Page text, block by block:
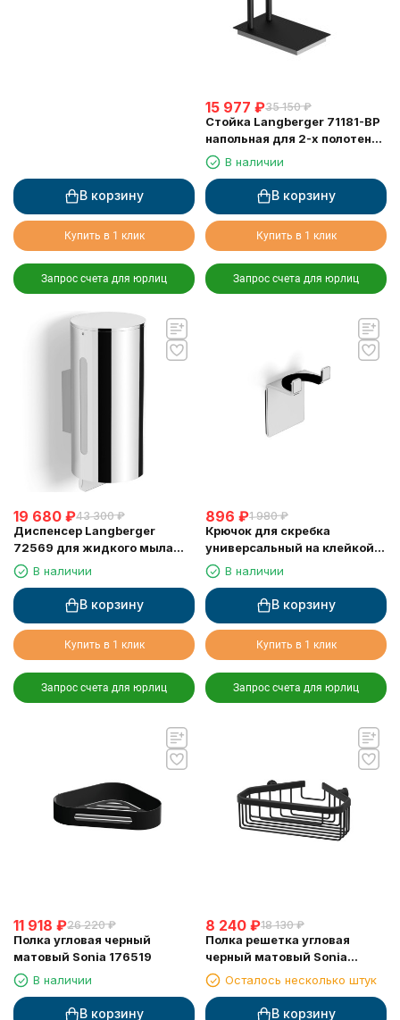
В корзину
Купить в 1 клик
Запрос счета для юрлиц
15 977 ₽35 150 ₽
Стойка Langberger 71181-BP
напольная для 2-х полотенец
чернаяВ наличии
В корзину
Купить в 1 клик
Запрос счета для юрлиц
19 680 ₽43 300 ₽
Диспенсер Langberger
72569 для жидкого мыла
хромированный к стене
круглый 300 мл
В наличии
В корзину
Купить в 1 клик
Запрос счета для юрлиц
896 ₽1 980 ₽
Крючок для скребка
универсальный на клейкой
основе LANGBERGER 75183-
10-00
В наличии
В корзину
Купить в 1 клик
Запрос счета для юрлиц
11 918 ₽26 220 ₽
Полка угловая черный
матовый Sonia 176519
В наличии
В корзину
8 240 ₽18 130 ₽
Полка решетка угловая
черный матовый Sonia
182855Осталось несколько штук
В корзину